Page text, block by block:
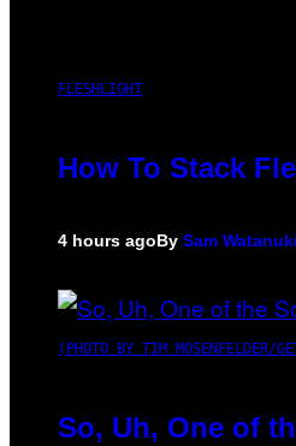
FLESHLIGHT
How To Stack
4 hours agoBy Sam Watanuki
(PHOTO BY TIM MOSENFELDER/
So, Uh, One of